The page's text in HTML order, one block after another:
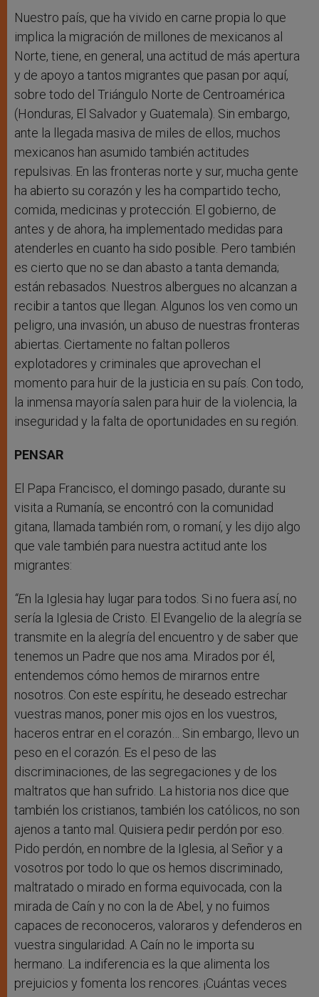
Nuestro país, que ha vivido en carne propia lo que
implica la migración de millones de mexicanos al
Norte, tiene, en general, una actitud de más apertura
y de apoyo a tantos migrantes que pasan por aquí,
sobre todo del Triángulo Norte de Centroamérica
(Honduras, El Salvador y Guatemala). Sin embargo,
ante la llegada masiva de miles de ellos, muchos
mexicanos han asumido también actitudes
repulsivas. En las fronteras norte y sur, mucha gente
ha abierto su corazón y les ha compartido techo,
comida, medicinas y protección. El gobierno, de
antes y de ahora, ha implementado medidas para
atenderles en cuanto ha sido posible. Pero también
es cierto que no se dan abasto a tanta demanda;
están rebasados. Nuestros albergues no alcanzan a
recibir a tantos que llegan. Algunos los ven como un
peligro, una invasión, un abuso de nuestras fronteras
abiertas. Ciertamente no faltan polleros
explotadores y criminales que aprovechan el
momento para huir de la justicia en su país. Con todo,
la inmensa mayoría salen para huir de la violencia, la
inseguridad y la falta de oportunidades en su región.
PENSAR
El Papa Francisco, el domingo pasado, durante su
visita a Rumanía, se encontró con la comunidad
gitana, llamada también rom, o romaní, y les dijo algo
que vale también para nuestra actitud ante los
migrantes:
“En la Iglesia hay lugar para todos. Si no fuera así, no
sería la Iglesia de Cristo. El Evangelio de la alegría se
transmite en la alegría del encuentro y de saber que
tenemos un Padre que nos ama. Mirados por él,
entendemos cómo hemos de mirarnos entre
nosotros. Con este espíritu, he deseado estrechar
vuestras manos, poner mis ojos en los vuestros,
haceros entrar en el corazón… Sin embargo, llevo un
peso en el corazón. Es el peso de las
discriminaciones, de las segregaciones y de los
maltratos que han sufrido. La historia nos dice que
también los cristianos, también los católicos, no son
ajenos a tanto mal. Quisiera pedir perdón por eso.
Pido perdón, en nombre de la Iglesia, al Señor y a
vosotros por todo lo que os hemos discriminado,
maltratado o mirado en forma equivocada, con la
mirada de Caín y no con la de Abel, y no fuimos
capaces de reconoceros, valoraros y defenderos en
vuestra singularidad. A Caín no le importa su
hermano. La indiferencia es la que alimenta los
prejuicios y fomenta los rencores. ¡Cuántas veces